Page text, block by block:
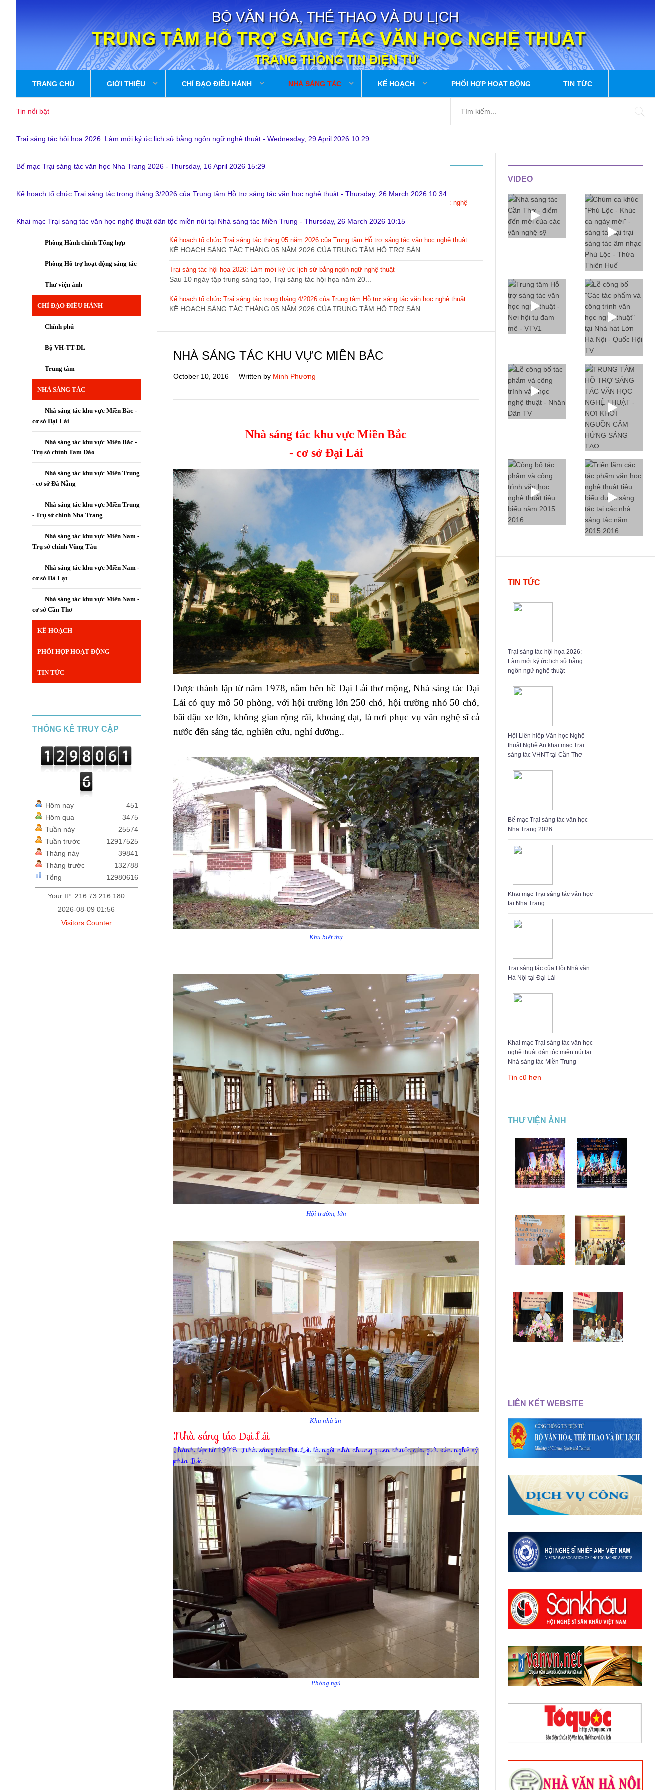
TRANG CHỦ GIỚI THIỆU CHỈ ĐẠO ĐIỀU HÀNH NHÀ SÁNG TÁC KẾ HOẠCH PHỐI HỢP HOẠT ĐỘNG TIN TỨC
Tin nổi bật
Trại sáng tác hội họa 2026: Làm mới ký ức lịch sử bằng ngôn ngữ nghệ thuật - Wednesday, 29 April 2026 10:29
Bế mạc Trại sáng tác văn học Nha Trang 2026 - Thursday, 16 April 2026 15:29
Kế hoạch tổ chức Trại sáng tác trong tháng 3/2026 của Trung tâm Hỗ trợ sáng tác văn học nghệ thuật - Thursday, 26 March 2026 10:34
Khai mạc Trại sáng tác văn học nghệ thuật dân tộc miền núi tại Nhà sáng tác Miền Trung - Thursday, 26 March 2026 10:15
Kế hoạch tổ chức Trại sáng tác trong tháng 06 năm 2026 của Trung tâm Hỗ trợ sáng tác văn học nghệ
KẾ HOẠCH SÁNG TÁC THÁNG 06 NĂM 2026 CỦA TRUNG TÂM HỐ TRỢ SÁN...
Kế hoạch tổ chức Trại sáng tác tháng 05 năm 2026 của Trung tâm Hỗ trợ sáng tác văn học nghệ thuật
KẾ HOẠCH SÁNG TÁC THÁNG 05 NĂM 2026 CỦA TRUNG TÂM HỐ TRỢ SÁN...
Trại sáng tác hội họa 2026: Làm mới ký ức lịch sử bằng ngôn ngữ nghệ thuật
Sau 10 ngày tập trung sáng tạo, Trại sáng tác hội họa năm 20...
Kế hoạch tổ chức Trại sáng tác trong tháng 4/2026 của Trung tâm Hỗ trợ sáng tác văn học nghệ thuật
KẾ HOẠCH SÁNG TÁC THÁNG 05 NĂM 2026 CỦA TRUNG TÂM HỐ TRỢ SÁN...
NHÀ SÁNG TÁC KHU VỰC MIỀN BẮC
October 10, 2016 Written by Minh Phương
Nhà sáng tác khu vực Miền Bắc
- cơ sở Đại Lải
Nhà sáng tác Đại Lải
Thành lập từ 1978, Nhà sáng tác Đại Lải là ngôi nhà chung quen thuộc của giới văn nghệ sỹ
phía Bắc
Được thành lập từ năm 1978, nằm bên hồ Đại Lải thơ mộng, Nhà sáng tác Đại
Lải có quy mô 50 phòng, với hội trường lớn 250 chỗ, hội trường nhỏ 50 chỗ,
bãi đậu xe lớn, không gian rộng rãi, khoáng đạt, là nơi phục vụ văn nghệ sĩ cả
nước đến sáng tác, nghiên cứu, nghỉ dưỡng..
Khu biệt thự
Hội trường lớn
Khu nhà ăn
Phòng ngủ
VIDEO
TIN TỨC
Trại sáng tác hội họa 2026:
Làm mới ký ức lịch sử bằng
ngôn ngữ nghệ thuật
Hội Liên hiệp Văn học Nghệ
thuật Nghệ An khai mạc Trại
sáng tác VHNT tại Cần Thơ
Bế mạc Trại sáng tác văn học
Nha Trang 2026
Khai mạc Trại sáng tác văn học
tại Nha Trang
Trại sáng tác của Hội Nhà văn
Hà Nội tại Đại Lải
Khai mạc Trại sáng tác văn học
nghệ thuật dân tộc miền núi tại
Nhà sáng tác Miền Trung
Tin cũ hơn
THƯ VIỆN ẢNH
LIÊN KẾT WEBSITE
Ban giám đốc
Phòng Hành chính Tổng hợp
Phòng Hỗ trợ hoạt động sáng tác
Thư viện ảnh
CHỈ ĐẠO ĐIỀU HÀNH
Chính phủ
Bộ VH-TT-DL
Trung tâm
NHÀ SÁNG TÁC
Nhà sáng tác khu vực Miền Bắc -
cơ sở Đại Lải
Nhà sáng tác khu vực Miền Băc -
Trụ sở chính Tam Đảo
Nhà sáng tác khu vực Miền Trung
- cơ sở Đà Nẵng
Nhà sáng tác khu vực Miền Trung
- Trụ sở chính Nha Trang
Nhà sáng tác khu vực Miền Nam -
Trụ sở chính Vũng Tàu
Nhà sáng tác khu vực Miền Nam -
cơ sở Đà Lạt
Nhà sáng tác khu vực Miền Nam -
cơ sở Cần Thơ
KẾ HOẠCH
PHỐI HỢP HOẠT ĐỘNG
TIN TỨC
THỐNG KÊ TRUY CẬP
Hôm nay
Hôm qua
Tuần này
Tuần trước
Tháng này
Tháng trước
Tổng
451
3475
25574
12917525
39841
132788
12980616
Your IP: 216.73.216.180
2026-08-09 01:56
Visitors Counter